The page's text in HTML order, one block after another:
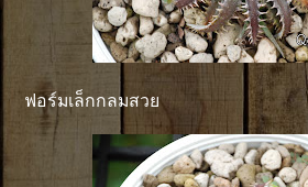
ฟอร์มเล็กกลมสวย